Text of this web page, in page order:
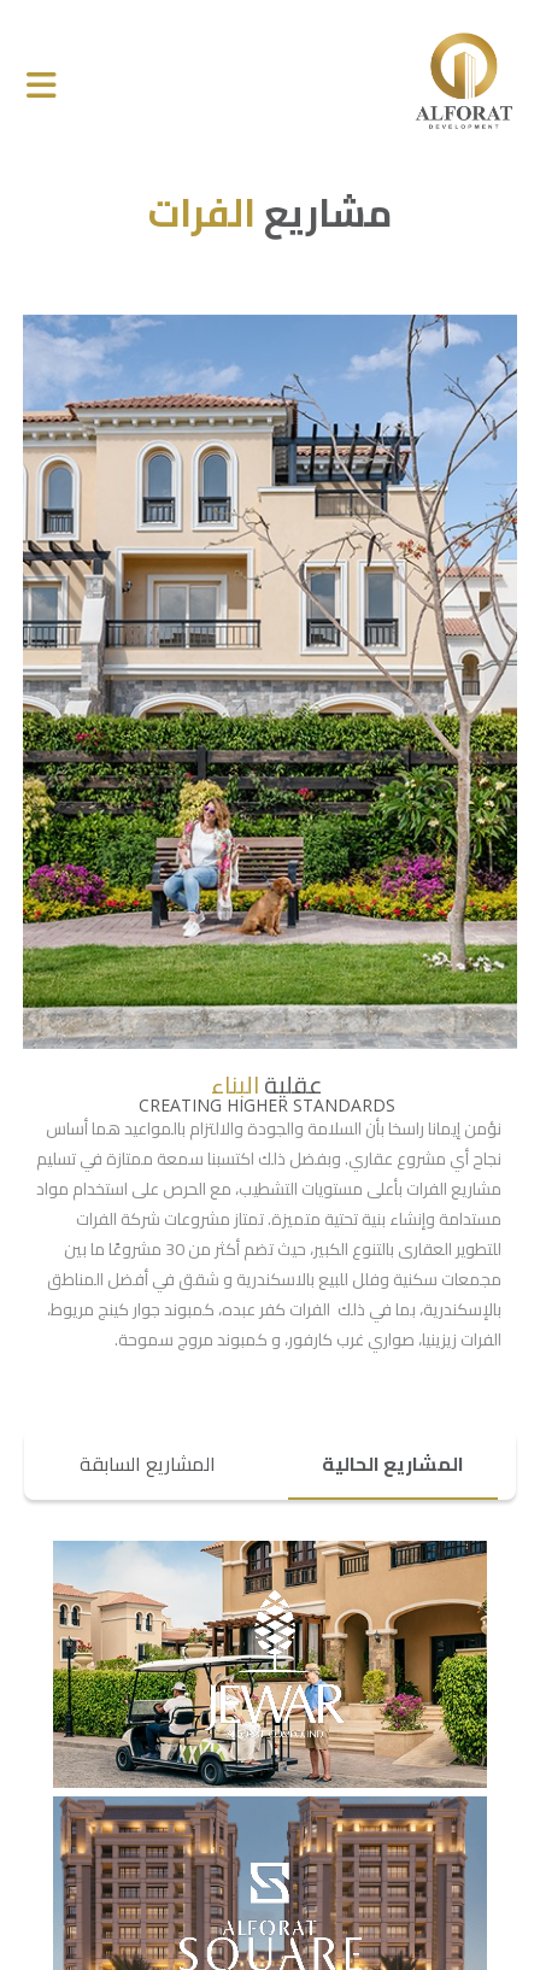
مشاريعالفرات
عقليةالبناء
CREATING HIGHER STANDARDS
نؤمن إيمانا راسخا بأن السلامة والجودة والالتزام بالمواعيد هما أساس
نجاح أي مشروع عقاري. وبفضل ذلك اكتسبنا سمعة ممتازةفي تسليم
مشاريع الفرات بأعلى مستويات التشطيب، مع الحرص على استخدام مواد
مستدامة وإنشاء بنية تحتية متميزة. تمتاز مشروعات شركة الفرات
للتطوير العقارى بالتنوع الكبير، حيث تضم أكثر من 30 مشروعًا ما بين
مجمعات سكنية وفلل للبيع بالاسكندرية و شقق في أفضل المناطق
بالإسكندرية، بما في ذلك الفرات كفر عبده، كمبوند جوار كينج مريوط،
الفرات زيزينيا، صواري غرب كارفور، و كمبوند مروج سموحة.
المشاريع الحالية المشاريع السابقة